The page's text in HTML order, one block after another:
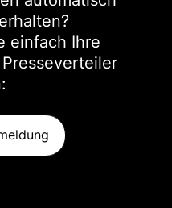
einfach Ihre